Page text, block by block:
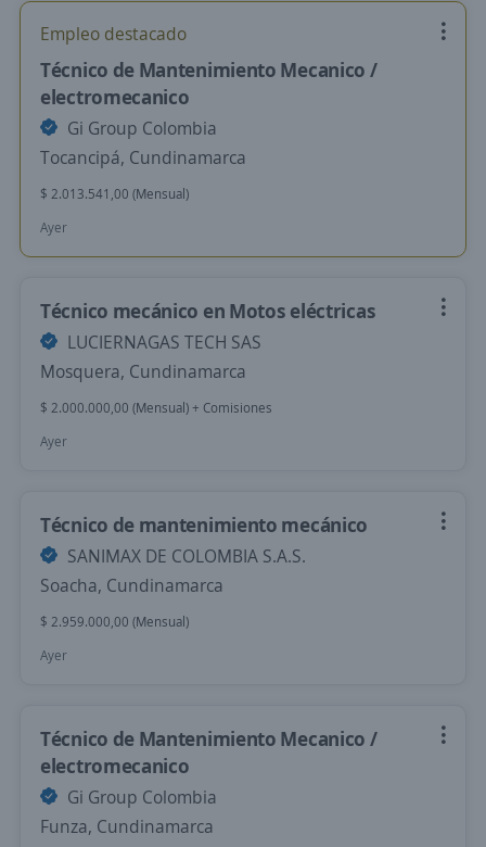
Empleo destacado
Técnico de Mantenimiento Mecanico /
electromecanico
Gi Group Colombia
Tocancipá, Cundinamarca
$ 2.013.541,00 (Mensual)
Ayer
Técnico mecánico en Motos eléctricas
LUCIERNAGAS TECH SAS
Mosquera, Cundinamarca
$ 2.000.000,00 (Mensual) + Comisiones
Ayer
Técnico de mantenimiento mecánico
SANIMAX DE COLOMBIA S.A.S.
Soacha, Cundinamarca
$ 2.959.000,00 (Mensual)
Ayer
Técnico de Mantenimiento Mecanico /
electromecanico
Gi Group Colombia
Funza, Cundinamarca